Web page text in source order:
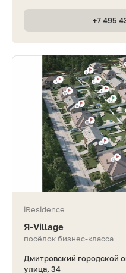
+7 495
iResidence
Я-Village
посёлок бизнес-класса
Дмитровский городской
улица, 34